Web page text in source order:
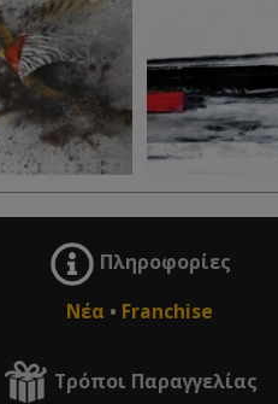
Πληροφορίες
Νέα • Franchise
Τρόποι Παραγγελίας